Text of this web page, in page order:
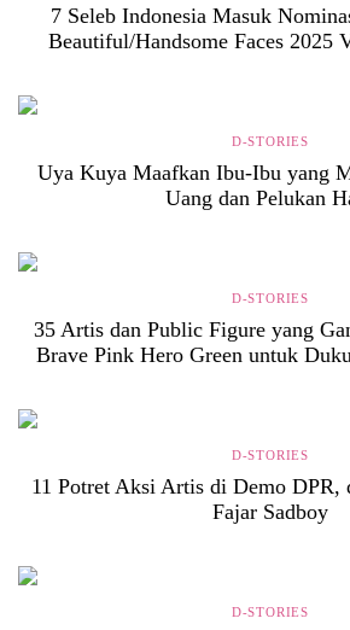
7 Seleb Indonesia Masuk
Beautiful/Handsome Faces 2025
D-STORIES
Uya Kuya Maafkan Ibu-Ibu yang
Uang dan Pelukan
D-STORIES
35 Artis dan Public Figure yang
Brave Pink Hero Green untuk
D-STORIES
11 Potret Aksi Artis di Demo DPR,
Fajar Sadboy
D-STORIES